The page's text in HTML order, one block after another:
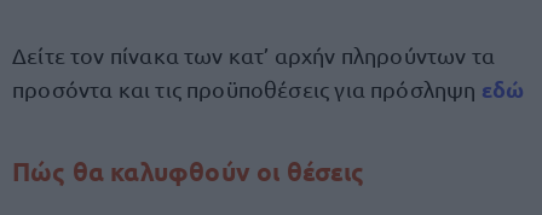
Δείτε τον πίνακα των κατ’ αρχήν πληρούντων τα
προσόντα και τις προϋποθέσεις για πρόσληψη εδώ
Πώς θα καλυφθούν οι θέσεις